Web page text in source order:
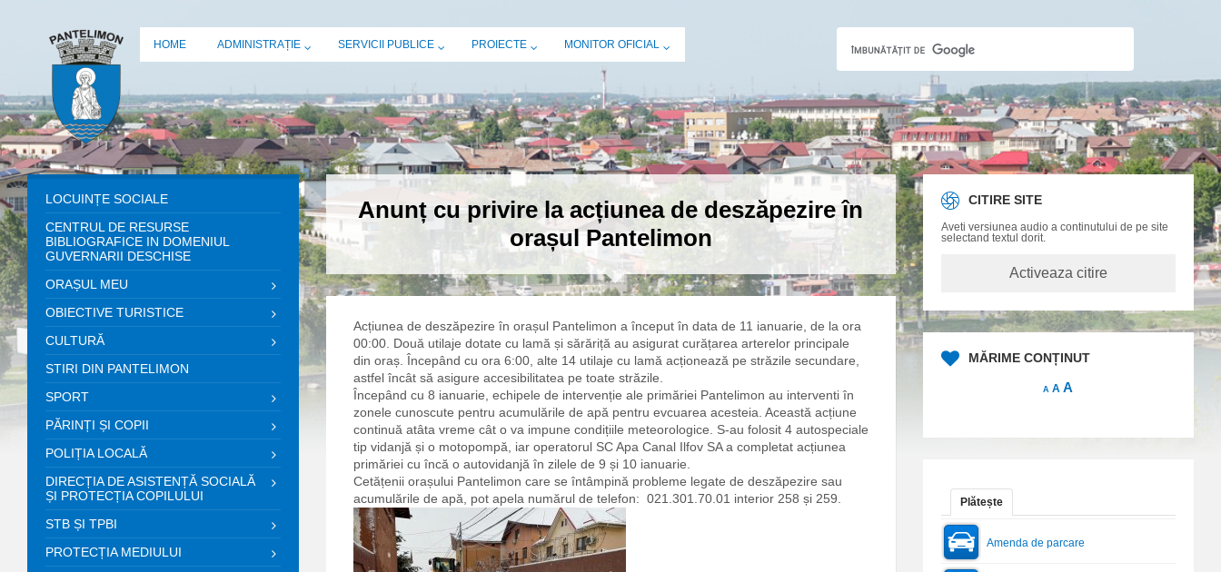
HOME ADMINISTRAȚIE SERVICII PUBLICE PROIECTE MONITOR OFICIAL
Anunț cu privire la acțiunea de deszăpezire în
orașul Pantelimon
Acțiunea de deszăpezire în orașul Pantelimon a început în data de 11 ianuarie, de la ora
00:00. Două utilaje dotate cu lamă și sărăriță au asigurat curățarea arterelor principale
din oraș. Începând cu ora 6:00, alte 14 utilaje cu lamă acționează pe străzile secundare,
astfel încât să asigure accesibilitatea pe toate străzile.
Începând cu 8 ianuarie, echipele de intervenție ale primăriei Pantelimon au interventi în
zonele cunoscute pentru acumulările de apă pentru evcuarea acesteia. Această acțiune
continuă atâta vreme cât o va impune condițiile meteorologice. S-au folosit 4 autospeciale
tip vidanjă și o motopompă, iar operatorul SC Apa Canal Ilfov SA a completat acțiunea
primăriei cu încă o autovidanjă în zilele de 9 și 10 ianuarie.
Cetățenii orașului Pantelimon care se întâmpină probleme legate de deszăpezire sau
acumulările de apă, pot apela numărul de telefon: 021.301.70.01 interior 258 și 259.
LOCUINȚE SOCIALE
CENTRUL DE RESURSE
BIBLIOGRAFICE IN DOMENIUL
GUVERNARII DESCHISE
ORAȘUL MEU
OBIECTIVE TURISTICE
CULTURĂ
STIRI DIN PANTELIMON
SPORT
PĂRINȚI ȘI COPII
POLIȚIA LOCALĂ
DIRECȚIA DE ASISTENȚĂ SOCIALĂ
ȘI PROTECȚIA COPILULUI
STB ȘI TPBI
PROTECȚIA MEDIULUI
CITIRE SITE
Aveti versiunea audio a continutului de pe site
selectand textul dorit.
MĂRIME CONȚINUT
A A A
Plătește
Amenda de parcare